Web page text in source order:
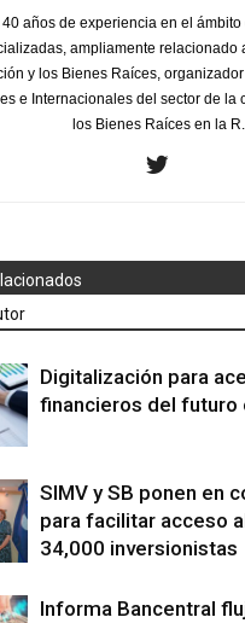
años de experiencia en el
ampliamente relacionado
y los Bienes Raíces,
e Internacionales del sector de la
los Bienes Raíces en la
Digitalización para
financieros del futuro
SIMV y SB ponen en
para facilitar acceso
34,000 inversionistas
Informa Bancentral